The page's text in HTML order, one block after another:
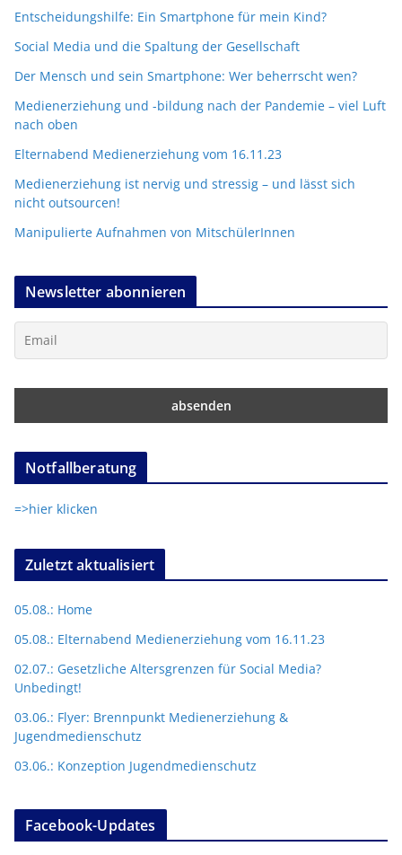
Entscheidungshilfe: Ein Smartphone für mein Kind?
Social Media und die Spaltung der Gesellschaft
Der Mensch und sein Smartphone: Wer beherrscht wen?
Medienerziehung und -bildung nach der Pandemie – viel Luft
nach oben
Elternabend Medienerziehung vom 16.11.23
Medienerziehung ist nervig und stressig – und lässt sich
nicht outsourcen!
Manipulierte Aufnahmen von MitschülerInnen
Newsletter abonnieren
Notfallberatung
=>hier klicken
Zuletzt aktualisiert
05.08.: Home
05.08.: Elternabend Medienerziehung vom 16.11.23
02.07.: Gesetzliche Altersgrenzen für Social Media?
Unbedingt!
03.06.: Flyer: Brennpunkt Medienerziehung &
Jugendmedienschutz
03.06.: Konzeption Jugendmedienschutz
Facebook-Updates